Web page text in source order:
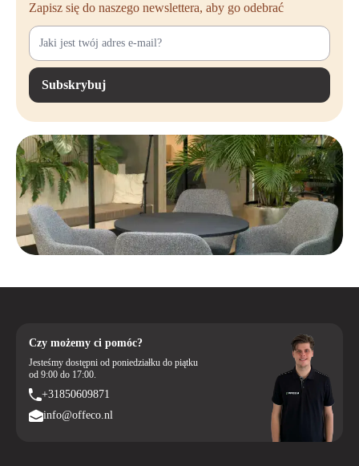
Zapisz się do naszego newslettera, aby go odebrać
Subskrybuj
Czy możemy ci pomóc?
Jesteśmy dostępni od poniedziałku do piątku
od 9:00 do 17:00.
+31850609871
info@offeco.nl